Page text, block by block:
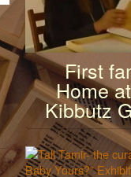
First
Home
Kibbutz